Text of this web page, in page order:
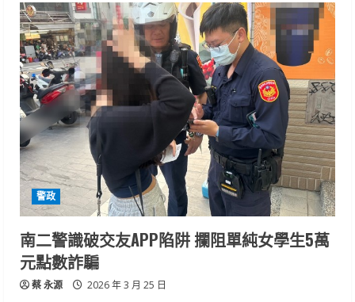
鄉
掃
墓
不
煩
南
警
交
通
服
務
到
位
警政
南二警識破交友APP陷阱 攔阻單純女學生5萬
元點數詐騙
蔡 永源 2026 年 3 月 25 日